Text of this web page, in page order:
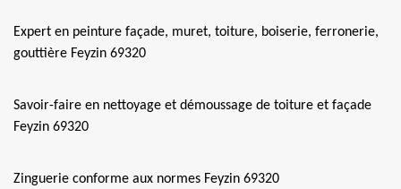
Expert en peinture façade, muret, toiture, boiserie, ferronerie,
gouttière Feyzin 69320
Savoir-faire en nettoyage et démoussage de toiture et façade
Feyzin 69320
Zinguerie conforme aux normes Feyzin 69320